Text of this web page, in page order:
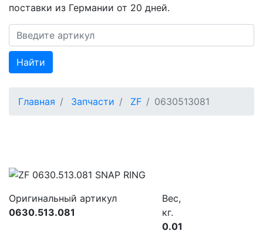
поставки из Германии от 20 дней.
Найти
Главная Запчасти ZF 0630513081
Оригинальный артикул
0630.513.081
Вес,
кг.
0.01